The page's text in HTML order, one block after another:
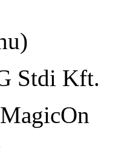
Stdi Kft.